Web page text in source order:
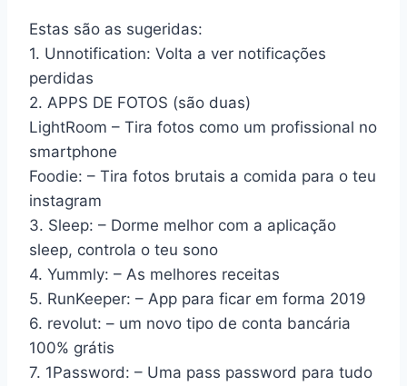
Estas são as sugeridas:
1. Unnotification: Volta a ver notificações
perdidas
2. APPS DE FOTOS (são duas)
LightRoom – Tira fotos como um profissional no
smartphone
Foodie: – Tira fotos brutais a comida para o teu
instagram
3. Sleep: – Dorme melhor com a aplicação
sleep, controla o teu sono
4. Yummly: – As melhores receitas
5. RunKeeper: – App para ficar em forma 2019
6. revolut: – um novo tipo de conta bancária
100% grátis
7. 1Password: – Uma pass password para tudo